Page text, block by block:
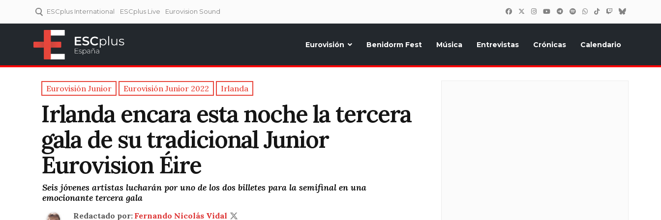
ESCplus International ESCplus Live Eurovision Sound
Eurovisión Benidorm Fest Música Entrevistas Crónicas Calendario
Eurovisión Junior Eurovisión Junior 2022 Irlanda
Irlanda encara esta noche la tercera
gala de su tradicional Junior
Eurovision Éire
Seis jóvenes artistas lucharán por uno de los dos billetes para la semifinal en una
emocionante tercera gala
Redactado por: Fernando Nicolás Vidal